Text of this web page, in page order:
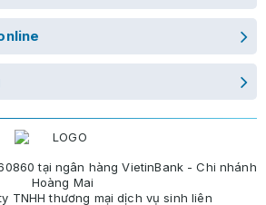
tại ngân hàng VietinBank - Chi nhánh
Hoàng Mai
TNHH thương mại dịch vụ sinh liên